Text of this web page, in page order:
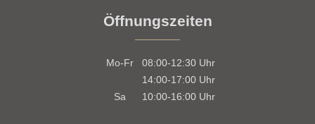
Öffnungszeiten
Mo-Fr 08:00-12:30Uhr
14:00-17:00Uhr
Sa
10:00-16:00Uhr